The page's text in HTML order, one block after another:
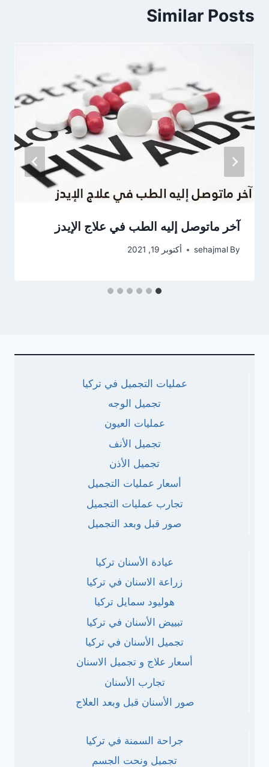
Similar Posts
آخر ماتوصل إليه الطب في علاج الإيدز
By
sehajmal أكتوبر 19, 2021
عمليات التجميل في تركيا
تجميل الوجه
عمليات العيون
تجميل الأنف
تجميل الأذن
أسعار عمليات التجميل
تجارب عمليات التجميل
صور قبل وبعد التجميل
عيادة الأسنان تركيا
زراعة الاسنان في تركيا
هوليود سمايل تركيا
تبييض الأسنان في تركيا
تجميل الأسنان في تركيا
أسعار علاج و تجميل الاسنان
تجارب الأسنان
صور الأسنان قبل وبعد العلاج
جراحة السمنة في تركيا
تجميل ونحت الجسم